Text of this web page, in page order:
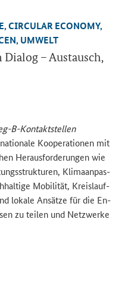
CIR­CU­LAR ECO­NO­MY,
UM­WELT
Dia­log – Aus­tausch,
​B-Kontaktstellen
Ko­ope­ra­tio­nen mit
Her­aus­for­de­run­gen wie
Kli­ma­an­pas­
Mo­bi­li­tät, Kreis­lauf­
lo­ka­le An­sät­ze für die En­
zu tei­len und Netz­wer­ke